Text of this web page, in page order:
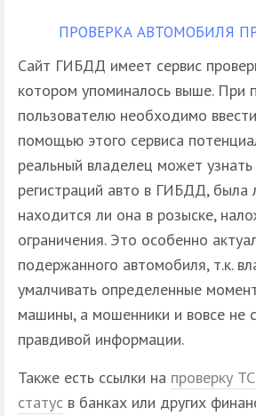
ПРОВЕРКА АВТОМОБИЛЯ
Сайт ГИБДД имеет сервис
котором упоминалось выше. При
пользователю необходимо
помощью этого сервиса
реальный владелец может
регистраций авто в ГИБДД,
находится ли она в розыске,
ограничения. Это особенно
подержанного автомобиля, т.к.
умалчивать определенные
машины, а мошенники и вовсе не
правдивой информации.
Также есть ссылки на проверку
статус в банках или других